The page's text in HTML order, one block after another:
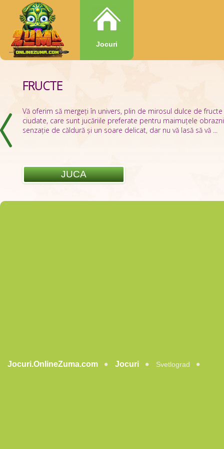
Jocuri
FRUCTE
Vă oferim să mergeți în univers, plin de mirosul dulce de
ciudate, care sunt jucăriile preferate pentru maimuțele
senzație de căldură și un soare delicat, dar nu vă lasă să vă ...
JUCA
VOOZ
Jucătorii, cărora le place să se simtă ca un adevărat erou și
vor dori cu siguranță un alt joc despre orașul atacat. Așadar,
atenția asupra jocului VooZ, realizat în cele mai bune ...
JUCA
Jocuri.OnlineZuma.com Jocuri Svetlograd